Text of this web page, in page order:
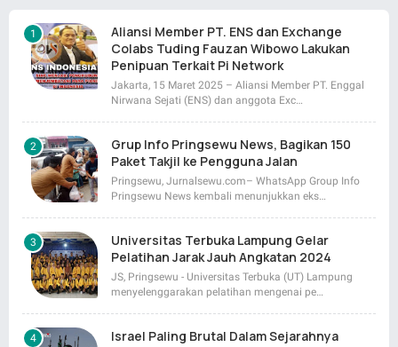
Aliansi Member PT. ENS dan Exchange
Colabs Tuding Fauzan Wibowo Lakukan
Penipuan Terkait Pi Network
Jakarta, 15 Maret 2025 – Aliansi Member PT. Enggal
Nirwana Sejati (ENS) dan anggota Exc…
Grup Info Pringsewu News, Bagikan 150
Paket Takjil ke Pengguna Jalan
Pringsewu, Jurnalsewu.com– WhatsApp Group Info
Pringsewu News kembali menunjukkan eks…
Universitas Terbuka Lampung Gelar
Pelatihan Jarak Jauh Angkatan 2024
JS, Pringsewu - Universitas Terbuka (UT) Lampung
menyelenggarakan pelatihan mengenai pe…
Israel Paling Brutal Dalam Sejarahnya